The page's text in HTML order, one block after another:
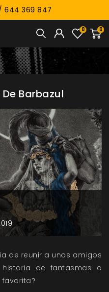
644 369 847
0
0
Barbazul
de reunir a unos amigos
de fantasmas o